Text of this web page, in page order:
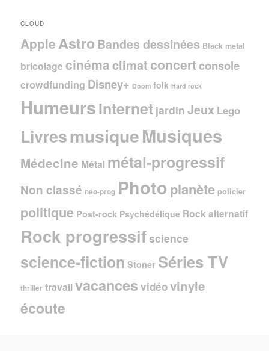
CLOUD
Apple AstroBandes dessinées Black metal
bricolage cinéma climat concertconsole
crowdfunding Disney+ Doom folk Hard rock
HumeursInternet jardin Jeux Lego
LivresmusiqueMusiques
Médecine Métal métal-progressif
Non classé néo-prog Photo planète policier
politique Post-rock Psychédélique Rock alternatif
Rock progressifscience
science-fiction Stoner Séries TV
thriller travail vacances vidéovinyle
écoute